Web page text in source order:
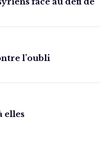
l’oubli
elles